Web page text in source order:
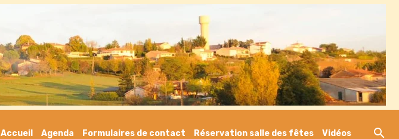
Accueil Agenda Formulaires de contact Réservation salle des fêtes Vidéos